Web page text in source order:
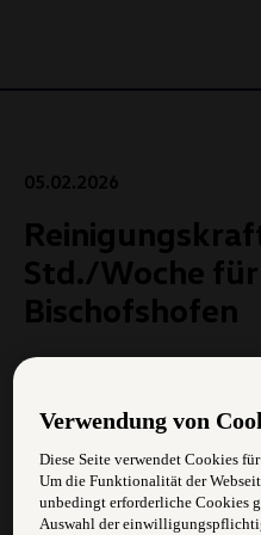
05.02.2026
Std./Woche
Bischofshofen
Eigenständige
Reinigungsaufgaben
Büroreinigung
Verwendung von
Diese Seite verwendet Cookies
Um die Funktionalität der
unbedingt erforderliche Cookies
Auswahl der